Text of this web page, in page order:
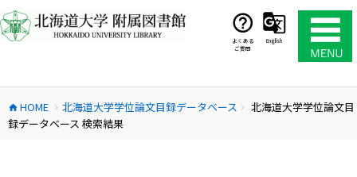
ン
テ
ス
キ
よくある
ご質問
English
home HOME chevron_right 北海道大学学位論文目録データベース chevron_right
北海道大学学位論文目
録データベース 検索結果